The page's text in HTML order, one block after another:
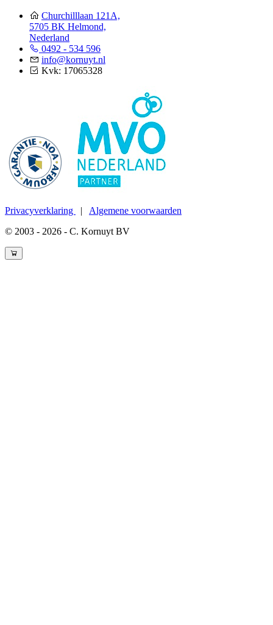
Churchilllaan 121A,
5705 BK Helmond,
Nederland
0492 - 534 596
info@kornuyt.nl
Kvk: 17065328
Privacyverklaring | Algemene voorwaarden
© 2003 - 2026 - C. Kornuyt BV